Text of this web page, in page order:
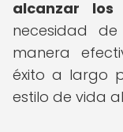
alcanzar
necesidad
manera
éxito a largo
estilo de vida